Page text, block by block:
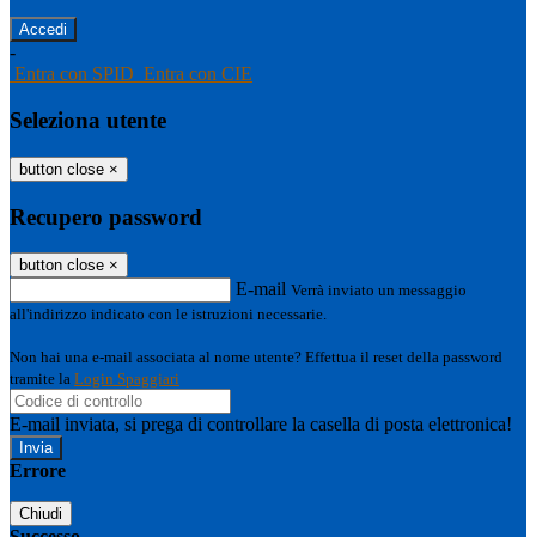
-
Entra con SPID Entra con CIE
Seleziona utente
button close ×
Recupero password
button close ×
E-mail Verrà inviato un messaggio
all'indirizzo indicato con le istruzioni necessarie.
Non hai una e-mail associata al nome utente? Effettua il reset della password
tramite la Login Spaggiari
E-mail inviata, si prega di controllare la casella di posta elettronica!
Errore
Chiudi